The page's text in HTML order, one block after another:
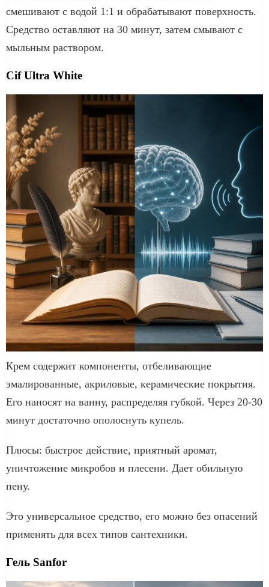
смешивают с водой 1:1 и обрабатывают поверхность.
Средство оставляют на 30 минут, затем смывают с
мыльным раствором.
Cif Ultra White
Крем содержит компоненты, отбеливающие
эмалированные, акриловые, керамические покрытия.
Его наносят на ванну, распределяя губкой. Через 20-30
минут достаточно ополоснуть купель.
Плюсы: быстрое действие, приятный аромат,
уничтожение микробов и плесени. Дает обильную
пену.
Это универсальное средство, его можно без опасений
применять для всех типов сантехники.
Гель Sanfor